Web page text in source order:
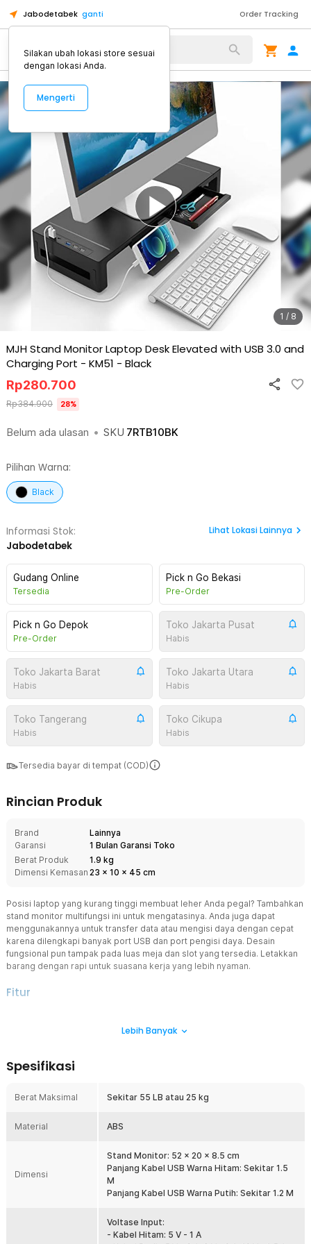
Jabodetabek ganti Order Tracking
Alat Kopi
1 / 8
MJH Stand Monitor Laptop Desk Elevated with USB 3.0 and
Charging Port - KM51 - Black
Belum ada ulasan • SKU 7RTB10BK
Rp280.700
Rp384.900 28%
Pilihan Warna:
Black
Informasi Stok:
Jabodetabek
Lihat Lokasi Lainnya
Gudang Online
Tersedia
Pick n Go Bekasi
Pre-Order
Pick n Go Depok
Pre-Order
Toko Jakarta Pusat
Habis
Toko Jakarta Barat
Habis
Toko Jakarta Utara
Habis
Toko Tangerang
Habis
Toko Cikupa
Habis
Tersedia bayar di tempat (COD)
Rincian Produk
Brand
Lainnya
Garansi
1 Bulan Garansi Toko
Berat Produk
1.9 kg
Dimensi Kemasan 23 x 10 x 45 cm
Posisi laptop yang kurang tinggi membuat leher Anda pegal? Tambahkan
stand monitor multifungsi ini untuk mengatasinya. Anda juga dapat
menggunakannya untuk transfer data atau mengisi daya dengan cepat
karena dilengkapi banyak port USB dan port pengisi daya. Desain
fungsional pun tampak pada luas meja dan slot yang tersedia. Letakkan
barang dengan rapi untuk suasana kerja yang lebih nyaman.
Fitur
Tidak seperti stand monitor pada umumnya, Anda akan
2.0, dan 2 port pengisian daya. Fitur ini menambah fungsionalitas
Nikmati Bekerja dengan Rapi
slot barang. Terdapat slot yang dapat difungsikan sebagai stand
slot lain yang tersedia. Bekerja pun semakin nyaman karena barang
Kualitas Unggulan Mampu Tahan Beban
Material ABS berkualitas membuatnya kokoh dan mampu menahan
monitor saja, berkat kualitas tersebut, Anda juga dapat
menggunakan stand sebagai dudukan printer hingga TV.
Lebih Banyak
Spesifikasi
Berat Maksimal Sekitar 55 LB atau 25 kg
Material ABS
Dimensi
Stand Monitor: 52 x 20 x 8.5 cm
Panjang Kabel USB Warna Hitam: Sekitar 1.5
M
Panjang Kabel USB Warna Putih: Sekitar 1.2 M
Voltase Input:
- Kabel Hitam: 5 V - 1 A
Silakan ubah lokasi store sesuai
dengan lokasi Anda.
Mengerti